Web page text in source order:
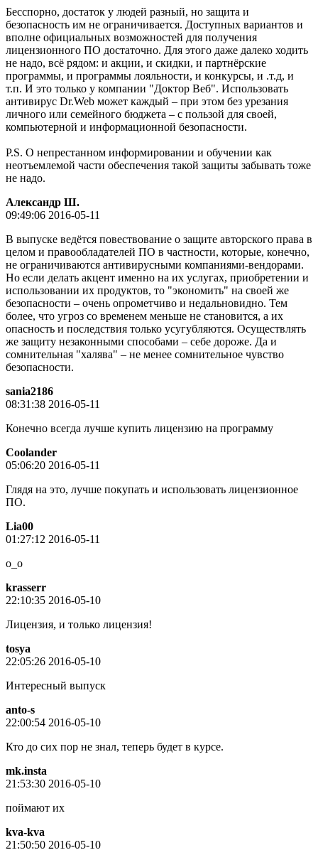
Бесспорно, достаток у людей разный, но защита и
безопасность им не ограничивается. Доступных вариантов и
вполне официальных возможностей для получения
лицензионного ПО достаточно. Для этого даже далеко ходить
не надо, всё рядом: и акции, и скидки, и партнёрские
программы, и программы лояльности, и конкурсы, и .т.д, и
т.п. И это только у компании "Доктор Веб". Использовать
антивирус Dr.Web может каждый – при этом без урезания
личного или семейного бюджета – с пользой для своей,
компьютерной и информационной безопасности.
P.S. О непрестанном информировании и обучении как
неотъемлемой части обеспечения такой защиты забывать тоже
не надо.
Александр Ш.
09:49:06 2016-05-11
В выпуске ведётся повествование о защите авторского права в
целом и правообладателей ПО в частности, которые, конечно,
не ограничиваются антивирусными компаниями-вендорами.
Но если делать акцент именно на их услугах, приобретении и
использовании их продуктов, то "экономить" на своей же
безопасности – очень опрометчиво и недальновидно. Тем
более, что угроз со временем меньше не становится, а их
опасность и последствия только усугубляются. Осуществлять
же защиту незаконными способами – себе дороже. Да и
сомнительная "халява" – не менее сомнительное чувство
безопасности.
sania2186
08:31:38 2016-05-11
Конечно всегда лучше купить лицензию на программу
Coolander
05:06:20 2016-05-11
Глядя на это, лучше покупать и использовать лицензионное
ПО.
Lia00
01:27:12 2016-05-11
o_o
krasserr
22:10:35 2016-05-10
Лицензия, и только лицензия!
tosya
22:05:26 2016-05-10
Интересный выпуск
anto-s
22:00:54 2016-05-10
Кто до сих пор не знал, теперь будет в курсе.
mk.insta
21:53:30 2016-05-10
поймают их
kva-kva
21:50:50 2016-05-10